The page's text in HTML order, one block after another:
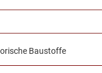
Baustoffe